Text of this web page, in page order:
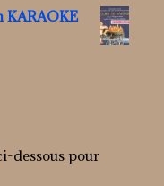
KARAOKE
dessous pour